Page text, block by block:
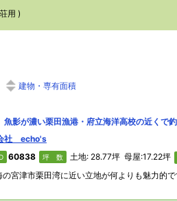
用 )
建物・専有面積
影が濃い栗田漁港・府立海洋高校の近くで
社 echo's
60838 坪 数 土地: 28.77坪 母屋:17.22坪